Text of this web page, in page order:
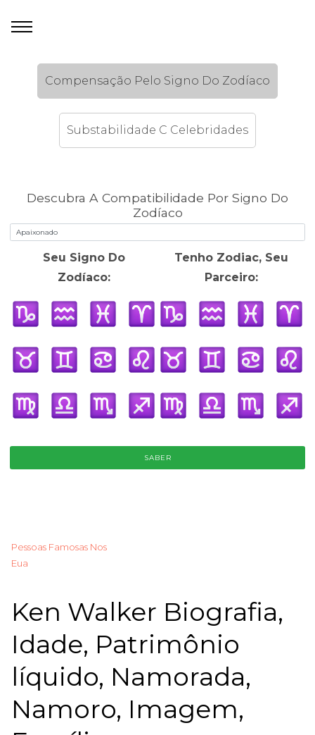
Compensação Pelo Signo Do Zodíaco
Substabilidade C Celebridades
Descubra A Compatibilidade Por Signo Do
Zodíaco
Seu Signo Do
Zodíaco:
Tenho Zodiac, Seu
Parceiro:
SABER
Pessoas Famosas Nos
Eua
Ken Walker Biografia,
Idade, Patrimônio
líquido, Namorada,
Namoro, Imagem,